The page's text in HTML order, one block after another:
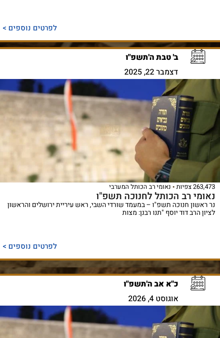
לפרטים נוספים >
ב' טבת ה'תשפ"ו
דצמבר 22, 2025
263,473 צפיות נאומי רב הכותל המערבי
נאומי רב הכותל לחנוכה תשפ"ו
נר ראשון חנוכה תשפ"ו – במעמד שורדי השבי, ראש עיריית ירושלים והראשון
לציון הרב דוד יוסף "תנו רבנן: מצות
לפרטים נוספים >
כ"א אב ה'תשפ"ו
אוגוסט 4, 2026